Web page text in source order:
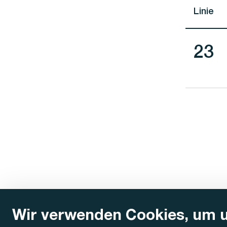
Wir verwenden Cookies, um
Linie
Linie
23